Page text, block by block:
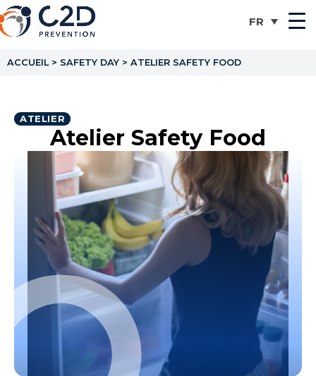
ACCUEIL> SAFETY DAY > ATELIER SAFETY FOOD
ATELIER
Atelier Safety Food